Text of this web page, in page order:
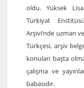
oldu. Yüksek
Türkiyat
Arşivi’nde uzman
Türkçesi, arşiv
konuları başta
çalışma ve
babasıdır.